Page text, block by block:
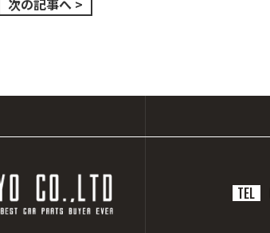
次の記事へ >
TEL